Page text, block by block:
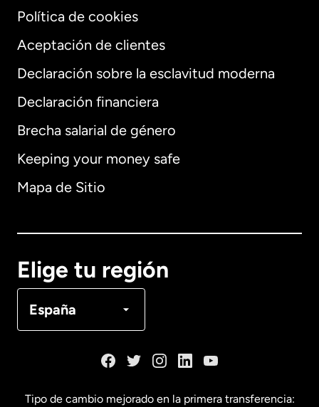
Política de cookies
Aceptación de clientes
Declaración sobre la esclavitud moderna
Declaración financiera
Brecha salarial de género
Keeping your money safe
Mapa de Sitio
Elige tu región
España
Internacional English
Alemania
Français
Tipo de cambio mejorado en la primera transferencia: